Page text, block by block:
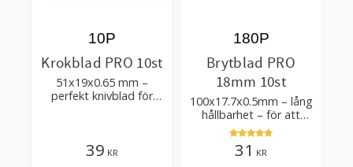
Krokblad PRO 10st
51x19x0.65 mm –
perfekt knivblad för
10P
39 KR
Brytblad PRO
18mm 10st
100x17.7x0.5mm – lång
hållbarhet – för att
skära kartong, tapet
och golvmaterial
180P
31 KR